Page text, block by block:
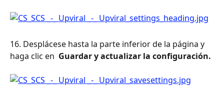
16. Desplácese hasta la parte inferior de la página y
haga clic en Guardar y actualizar la configuración.